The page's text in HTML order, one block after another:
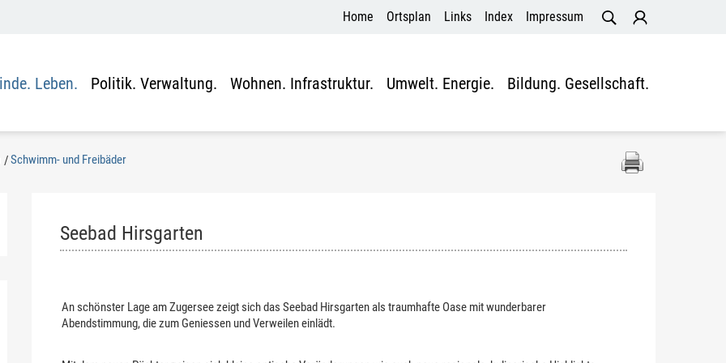
Home Ortsplan Links Index Impressum
Leben. Politik. Verwaltung. Wohnen. Infrastruktur. Umwelt. Energie. Bildung. Gesellschaft.
Schwimm- und Freibäder
Seebad Hirsgarten
An schönster Lage am Zugersee zeigt sich das Seebad Hirsgarten als traumhafte Oase mit wunderbarer
Abendstimmung, die zum Geniessen und Verweilen einlädt.